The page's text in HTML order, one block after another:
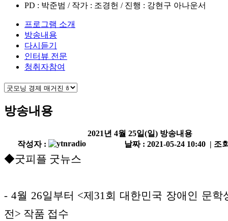
PD : 박준범 / 작가 : 조경헌 / 진행 : 강현구 아나운서
프로그램 소개
방송내용
다시듣기
인터뷰 전문
청취자참여
방송내용
2021년 4월 25일(일) 방송내용
작성자 :
날짜 : 2021-05-24 10:40 | 조
◆굿피플 굿뉴스
- 4월 26일부터 <제31회 대한민국 장애인 문학
전> 작품 접수